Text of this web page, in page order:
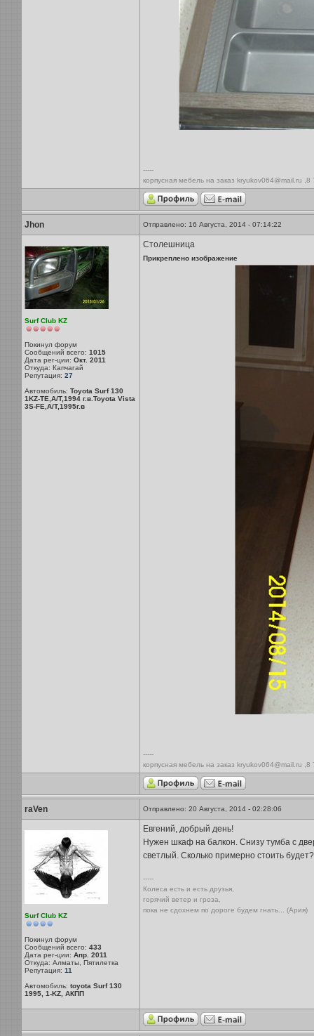
-----
корпусная мебель на заказ kryukov064@mail.ru
Jhon Отправлено: 16 Августа, 2014 - 07:14:22
Surf Club KZ
Покинул форум
Сообщений всего: 1015
Дата рег-ции: Окт. 2011
Откуда: Капчагай
Репутация: 27
Автомобиль: Toyota Surf 130
1KZ-TE,A/T,1994 г.в.Toyota Vista
3S-FE,A/T,1995г.в
Столешница
Прикреплено изображение
-----
корпусная мебель на заказ kryukov064@mail.ru
raVen Отправлено: 20 Августа, 2014 - 02:28:06
Surf Club KZ
Покинул форум
Сообщений всего: 433
Дата рег-ции: Апр. 2011
Откуда: Алматы, Пятилетка
Репутация: 11
Автомобиль: toyota Surf 130
1995, 1-KZ, АКПП
Евгений, добрый день!
Нужен шкаф на балкон. Снизу тумба с
светлый. Сколько примерно стоить будет?
-----
Колеса есть и есть друзья,
горячий ветер и гроза,
пока не сдохнем по дороге будем гнать... (Ария)